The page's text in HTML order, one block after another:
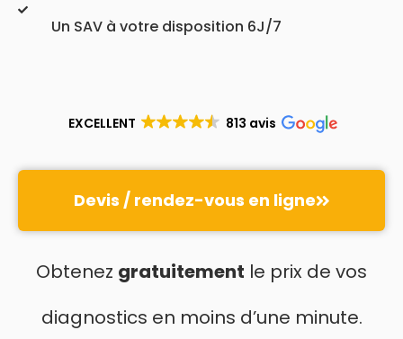
Un SAV à votre disposition 6J/7
EXCELLENT 813 avis
Devis / rendez-vous en ligne
Obtenez gratuitement le prix de vos
diagnostics en moins d’une minute.